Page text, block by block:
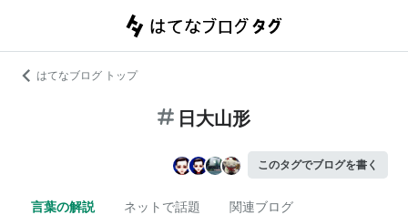
はてなブログ トップ
日大山形
このタグでブログを書く
言葉の解説 ネットで話題 関連ブログ